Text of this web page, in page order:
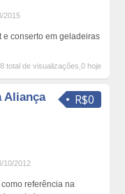
2015
conserto em geladeiras
total de visualizações,0 hoje
R$0
Aliança
10/2012
referência na